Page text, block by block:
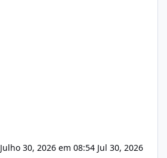
Julho 30, 2026 em 08:54 Jul 30, 2026